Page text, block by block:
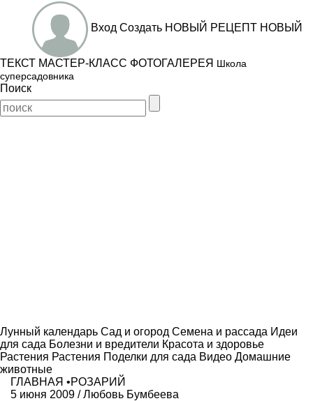
Вход Создать НОВЫЙ РЕЦЕПТ НОВЫЙ
ТЕКСТ МАСТЕР-КЛАСС ФОТОГАЛЕРЕЯ Школа
суперсадовника
Поиск
Лунный календарь Сад и огород Семена и рассада Идеи
для сада Болезни и вредители Красота и здоровье
Растения Растения Поделки для сада Видео Домашние
животные
ГЛАВНАЯ •РОЗАРИЙ
5 июня 2009 /Любовь Бумбеева